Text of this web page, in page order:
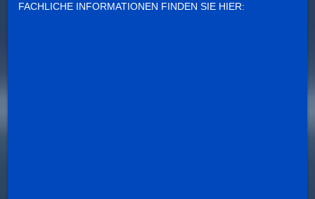
FACHLICHE INFORMATIONEN FINDEN SIE HIER: